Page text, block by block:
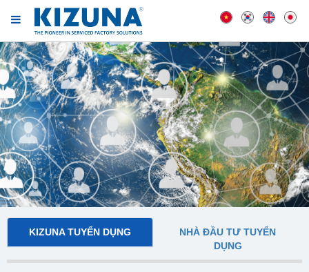
KIZUNA TUYỂN DỤNG
NHÀ ĐẦU TƯ TUYỂN
DỤNG